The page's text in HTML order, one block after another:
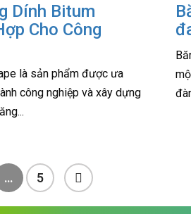
Dính Bitum
Cho Công
là sản phẩm được ưa
công nghiệp và xây dựng
… 5